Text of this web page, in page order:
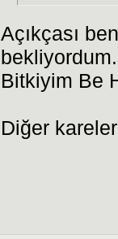
Açıkçası
Bitkiyim Be
Diğer